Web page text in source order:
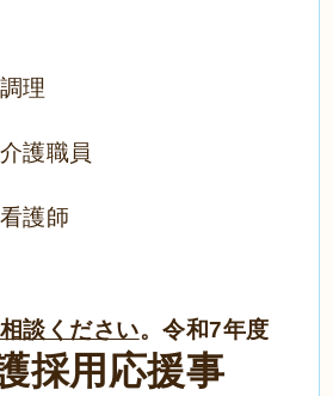
理
護職員
護師
談ください。令和7年度
採用応援事